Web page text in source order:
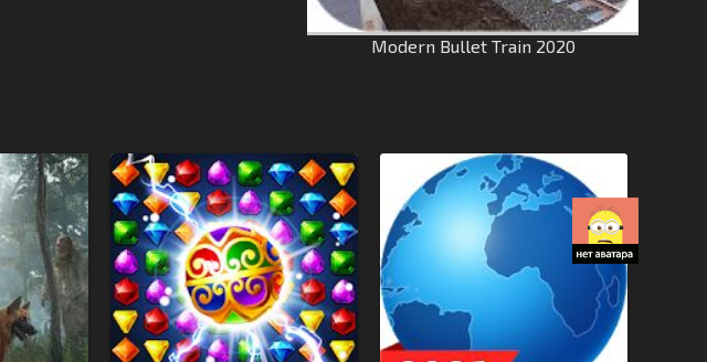
Modern Bullet Train 2020